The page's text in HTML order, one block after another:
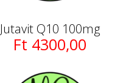
Jutavit Q10 100mg
Ft 4300,00